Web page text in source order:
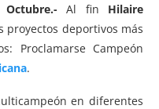
Octubre.-Al fin Hilaire
deportivos más
Proclamarse Campeón
.
en diferentes